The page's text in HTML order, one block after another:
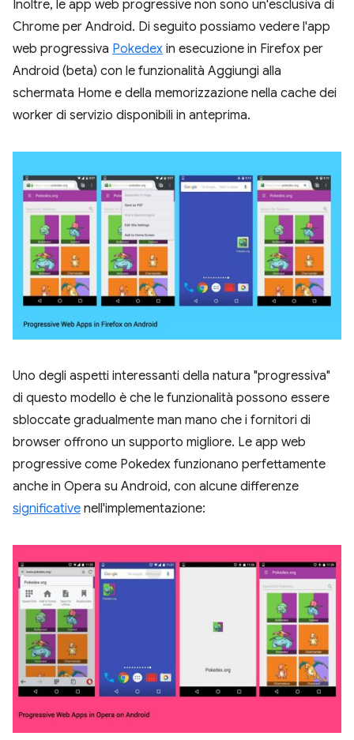
Inoltre, le app web progressive non sono un'esclusiva di
Chrome per Android. Di seguito possiamo vedere l'app
web progressiva Pokedex in esecuzione in Firefox per
Android (beta) con le funzionalità Aggiungi alla
schermata Home e della memorizzazione nella cache dei
worker di servizio disponibili in anteprima.
Uno degli aspetti interessanti della natura "progressiva"
di questo modello è che le funzionalità possono essere
sbloccate gradualmente man mano che i fornitori di
browser offrono un supporto migliore. Le app web
progressive come Pokedex funzionano perfettamente
anche in Opera su Android, con alcune differenze
significative nell'implementazione: